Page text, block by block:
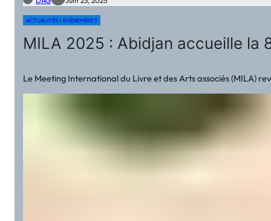
ACTUALITÉS / EVÉNEMENTS
MILA 2025 : Abidjan accueille la
Le Meeting International du Livre et des Arts associés (MILA)